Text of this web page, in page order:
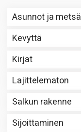
Asunnot ja metsä
Kevyttä
Kirjat
Lajittelematon
Salkun rakenne
Sijoittaminen